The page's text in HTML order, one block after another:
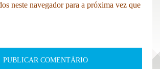
neste navegador para a próxima vez que